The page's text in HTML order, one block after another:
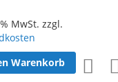
MwSt. zzgl.
Warenkorb